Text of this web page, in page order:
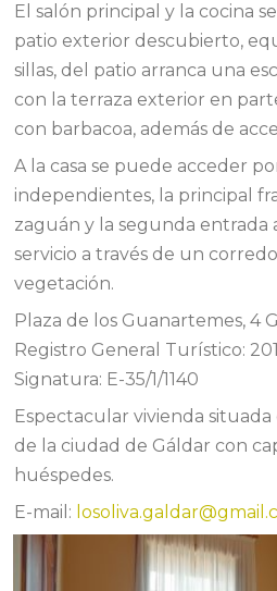
El salón principal y la cocina
patio exterior descubierto,
sillas, del patio arranca una
con la terraza exterior en
con barbacoa, además de
A la casa se puede acceder
independientes, la principal
zaguán y la segunda entrada
servicio a través de un
vegetación.
Plaza de los Guanartemes, 4
Registro General Turístico:
Signatura: E-35/1/1140
Espectacular vivienda
de la ciudad de Gáldar con
huéspedes.
E-mail: